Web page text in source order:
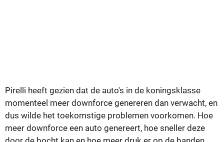
Pirelli heeft gezien dat de auto's in de koningsklasse
momenteel meer downforce genereren dan verwacht, en
dus wilde het toekomstige problemen voorkomen. Hoe
meer downforce een auto genereert, hoe sneller deze